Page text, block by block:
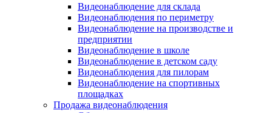
Видеонаблюдение для склада
Видеонаблюдения по периметру
Видеонаблюдение на производстве и
предприятии
Видеонаблюдение в школе
Видеонаблюдение в детском саду
Видеонаблюдения для пилорам
Видеонаблюдение на спортивных
площадках
Продажа видеонаблюдения